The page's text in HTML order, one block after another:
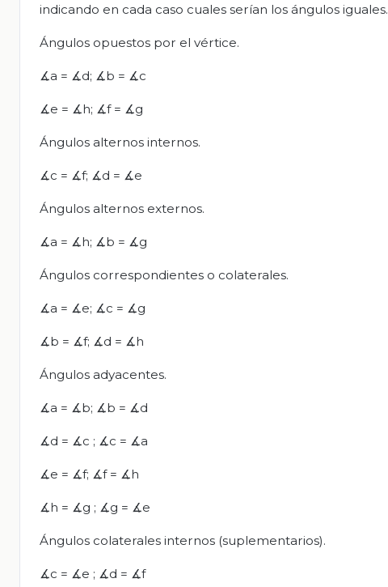
indicando en cada caso cuales serían los ángulos iguales.
Ángulos opuestos por el vértice.
∡a = ∡d; ∡b = ∡c
∡e = ∡h; ∡f = ∡g
Ángulos alternos internos.
∡c = ∡f; ∡d = ∡e
Ángulos alternos externos.
∡a = ∡h; ∡b = ∡g
Ángulos correspondientes o colaterales.
∡a = ∡e; ∡c = ∡g
∡b = ∡f; ∡d = ∡h
Ángulos adyacentes.
∡a = ∡b; ∡b = ∡d
∡d = ∡c ; ∡c = ∡a
∡e = ∡f; ∡f = ∡h
∡h = ∡g ; ∡g = ∡e
Ángulos colaterales internos (suplementarios).
∡c = ∡e ; ∡d = ∡f